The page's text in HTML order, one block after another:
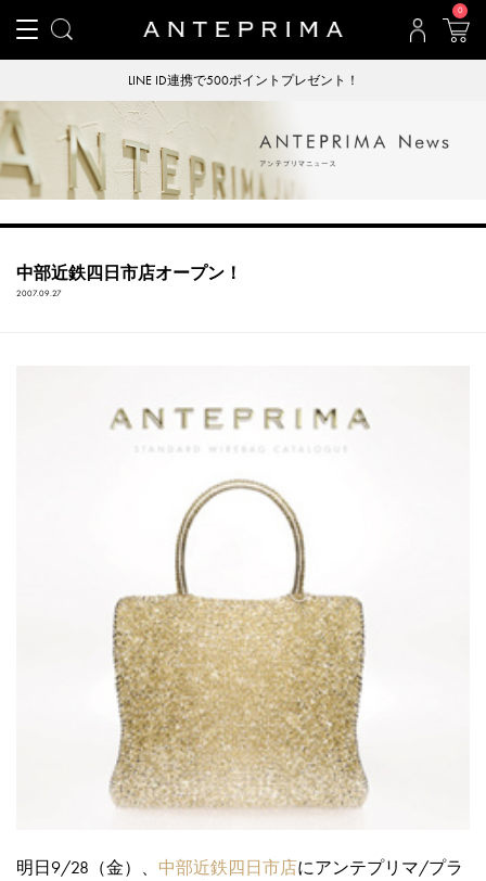
0
LINE ID連携で500ポイントプレゼント！
中部近鉄四日市店オープン！
2007.09.27
明日9/28（金）、 中部近鉄四日市店にアンテプリマ/プラ